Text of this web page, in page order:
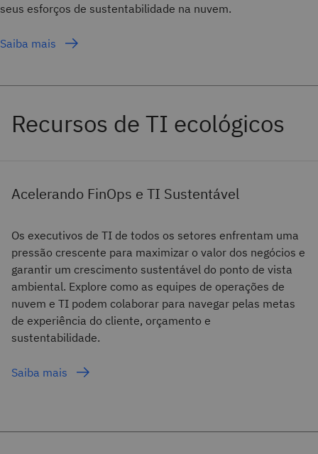
seus esforços de sustentabilidade na nuvem.
Saiba mais
Acelerando FinOps e TI Sustentável
Os executivos de TI de todos os setores enfrentam uma
pressão crescente para maximizar o valor dos negócios e
garantir um crescimento sustentável do ponto de vista
ambiental. Explore como as equipes de operações de
nuvem e TI podem colaborar para navegar pelas metas
de experiência do cliente, orçamento e
sustentabilidade.
Saiba mais